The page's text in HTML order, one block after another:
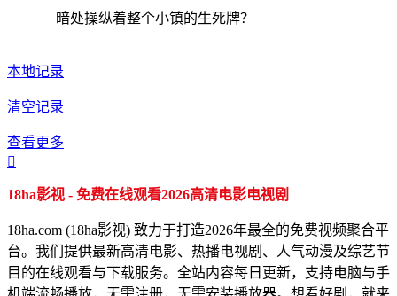
暗处操纵着整个小镇的生死牌？
本地记录
清空记录
查看更多

18ha影视 - 免费在线观看2026高清电影电视剧
18ha.com (18ha影视) 致力于打造2026年最全的免费视频聚合平
台。我们提供最新高清电影、热播电视剧、人气动漫及综艺节
目的在线观看与下载服务。全站内容每日更新，支持电脑与手